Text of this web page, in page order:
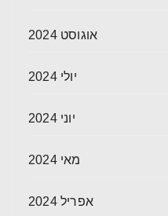
אוגוסט 2024
יולי 2024
יוני 2024
מאי 2024
אפריל 2024